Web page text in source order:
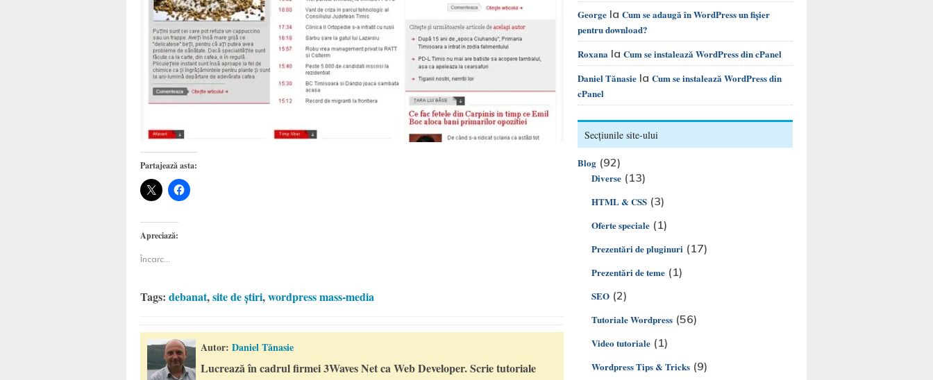
Partajează asta:
Apreciază:
Încarc...
Tags: debanat,site de știri,wordpress mass-media
Autor: Daniel Tănasie
Lucrează în cadrul firmei 3Waves Net ca Web Developer. Scrie tutoriale
George la Cum se adaugă în WordPress un fișier
pentru download?
Roxana la Cum se instalează WordPress din cPanel
Daniel Tănasie la Cum se instalează WordPress din
cPanel
Secțiunile site-ului
Blog (92)
Diverse (13)
HTML & CSS (3)
Oferte speciale (1)
Prezentări de pluginuri (17)
Prezentări de teme (1)
SEO (2)
Tutoriale Wordpress (56)
Video tutoriale (1)
Wordpress Tips & Tricks (9)